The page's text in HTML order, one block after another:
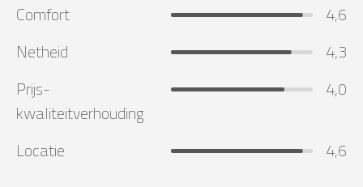
Comfort
4,6
Netheid
4,3
Prijs-
kwaliteitverhouding
4,0
Locatie
4,6